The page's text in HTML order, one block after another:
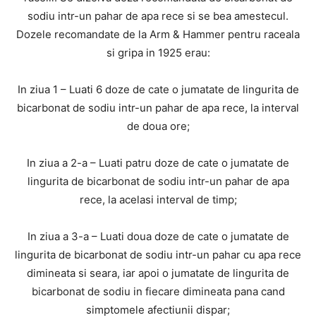
sodiu intr-un pahar de apa rece si se bea amestecul.
Dozele recomandate de la Arm & Hammer pentru raceala
si gripa in 1925 erau:
In ziua 1 – Luati 6 doze de cate o jumatate de lingurita de
bicarbonat de sodiu intr-un pahar de apa rece, la interval
de doua ore;
In ziua a 2-a – Luati patru doze de cate o jumatate de
lingurita de bicarbonat de sodiu intr-un pahar de apa
rece, la acelasi interval de timp;
In ziua a 3-a – Luati doua doze de cate o jumatate de
lingurita de bicarbonat de sodiu intr-un pahar cu apa rece
dimineata si seara, iar apoi o jumatate de lingurita de
bicarbonat de sodiu in fiecare dimineata pana cand
simptomele afectiunii dispar;